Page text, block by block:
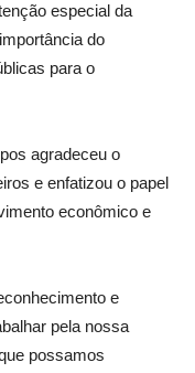
especial da
do
para o
agradeceu o
e enfatizou o papel
econômico e
e
pela nossa
possamos